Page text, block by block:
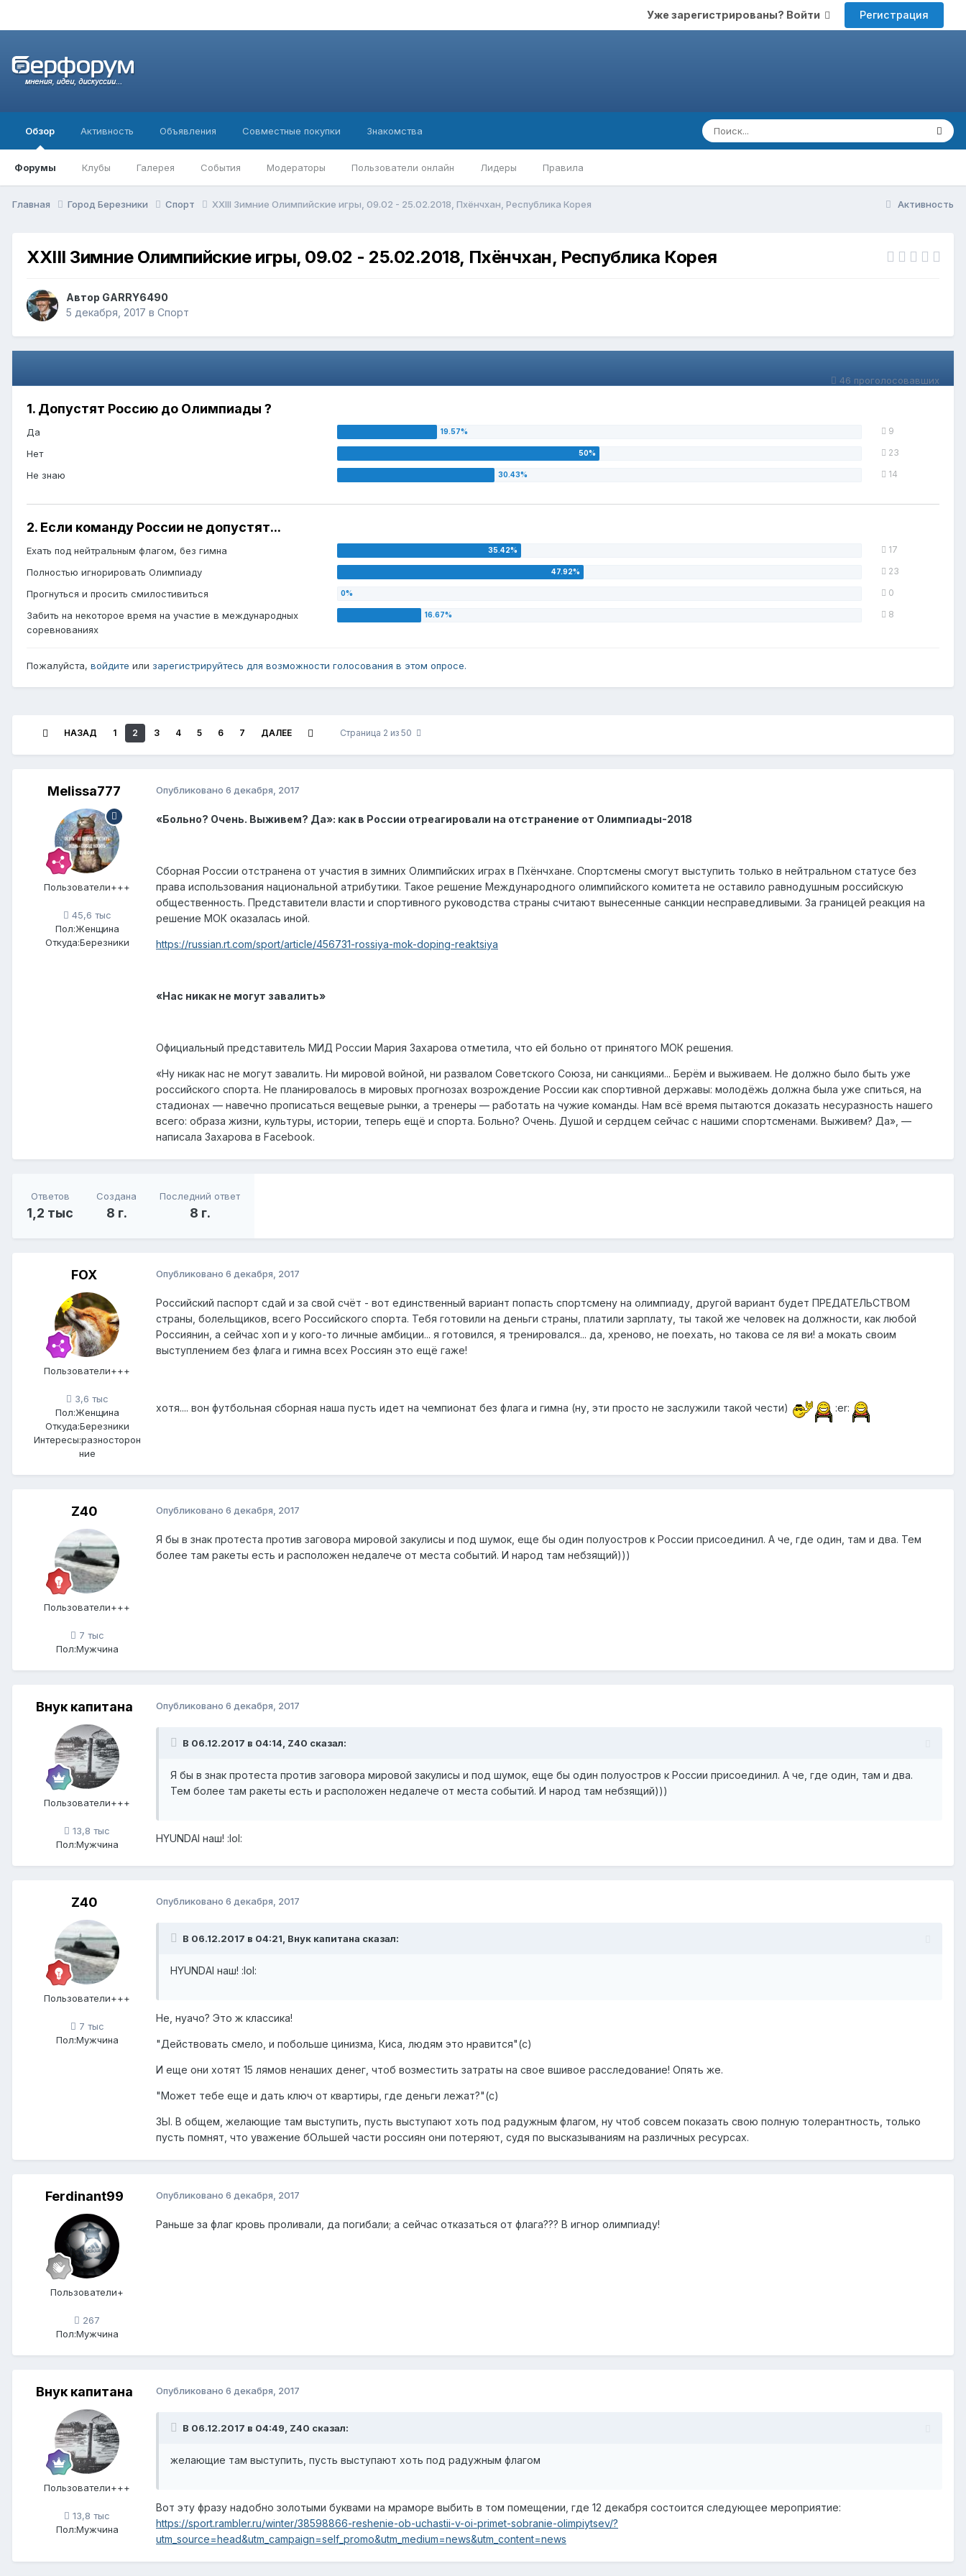
Уже зарегистрированы? Войти Регистрация
Обзор
Форумы Клубы Галерея События Модераторы Пользователи онлайн Лидеры Правила
Активность Объявления Совместные покупки Знакомства
Активность
Главная Город Березники Спорт XXIII Зимние Олимпийские игры, 09.02 - 25.02.2018, Пхёнчхан, Республика Корея
XXIII Зимние Олимпийские игры, 09.02 - 25.02.2018, Пхёнчхан, Республика Корея
Автор GARRY6490
5 декабря, 2017 в Спорт
46 проголосовавших
1. Допустят Россию до Олимпиады ?
Да 9
Нет 23
Не знаю 14
2. Если команду России не допустят...
Ехать под нейтральным флагом, без гимна 17
Полностью игнорировать Олимпиаду 23
Прогнуться и просить смилостивиться 0
Забить на некоторое время на участие в международных
соревнованиях
8
Пожалуйста, войдите или зарегистрируйтесь для возможности голосования в этом опросе.
НАЗАД 1 2 3 4 5 6 7 ДАЛЕЕ Страница 2 из 50
Melissa777
Пользователи+++
45,6 тыс
Пол:Женщина
Откуда:Березники
Опубликовано 6 декабря, 2017
«Больно? Очень. Выживем? Да»: как в России отреагировали на отстранение от Олимпиады-2018
Сборная России отстранена от участия в зимних Олимпийских играх в Пхёнчхане. Спортсмены смогут выступить только в нейтральном статусе без
права использования национальной атрибутики. Такое решение Международного олимпийского комитета не оставило равнодушным российскую
общественность. Представители власти и спортивного руководства страны считают вынесенные санкции несправедливыми. За границей реакция на
решение МОК оказалась иной.
https://russian.rt.com/sport/article/456731-rossiya-mok-doping-reaktsiya
«Нас никак не могут завалить»
Официальный представитель МИД России Мария Захарова отметила, что ей больно от принятого МОК решения.
«Ну никак нас не могут завалить. Ни мировой войной, ни развалом Советского Союза, ни санкциями... Берём и выживаем. Не должно было быть уже
российского спорта. Не планировалось в мировых прогнозах возрождение России как спортивной державы: молодёжь должна была уже спиться, на
стадионах — навечно прописаться вещевые рынки, а тренеры — работать на чужие команды. Нам всё время пытаются доказать несуразность нашего
всего: образа жизни, культуры, истории, теперь ещё и спорта. Больно? Очень. Душой и сердцем сейчас с нашими спортсменами. Выживем? Да», —
написала Захарова в Facebook.
Ответов
1,2 тыс
Создана
8 г.
Последний ответ
8 г.
FOX
Пользователи+++
3,6 тыс
Пол:Женщина
Откуда:Березники
Интересы:разносторон
ние
Опубликовано 6 декабря, 2017
Российский паспорт сдай и за свой счёт - вот единственный вариант попасть спортсмену на олимпиаду, другой вариант будет ПРЕДАТЕЛЬСТВОМ
страны, болельщиков, всего Российского спорта. Тебя готовили на деньги страны, платили зарплату, ты такой же человек на должности, как любой
Россиянин, а сейчас хоп и у кого-то личные амбиции... я готовился, я тренировался... да, хреново, не поехать, но такова се ля ви! а мокать своим
выступлением без флага и гимна всех Россиян это ещё гаже!
хотя.... вон футбольная сборная наша пусть идет на чемпионат без флага и гимна (ну, эти просто не заслужили такой чести) :er:
Z40
Пользователи+++
7 тыс
Пол:Мужчина
Опубликовано 6 декабря, 2017
Я бы в знак протеста против заговора мировой закулисы и под шумок, еще бы один полуостров к России присоединил. А че, где один, там и два. Тем
более там ракеты есть и расположен недалече от места событий. И народ там небзящий)))
Внук капитана
Пользователи+++
13,8 тыс
Пол:Мужчина
Опубликовано 6 декабря, 2017
В 06.12.2017 в 04:14, Z40 сказал:
Я бы в знак протеста против заговора мировой закулисы и под шумок, еще бы один полуостров к России присоединил. А че, где один, там и два.
Тем более там ракеты есть и расположен недалече от места событий. И народ там небзящий)))
HYUNDAI наш! :lol:
Z40
Пользователи+++
7 тыс
Пол:Мужчина
Опубликовано 6 декабря, 2017
В 06.12.2017 в 04:21, Внук капитана сказал:
HYUNDAI наш! :lol:
Не, нуачо? Это ж классика!
"Действовать смело, и побольше цинизма, Киса, людям это нравится"(с)
И еще они хотят 15 лямов ненаших денег, чтоб возместить затраты на свое вшивое расследование! Опять же.
"Может тебе еще и дать ключ от квартиры, где деньги лежат?"(с)
ЗЫ. В общем, желающие там выступить, пусть выступают хоть под радужным флагом, ну чтоб совсем показать свою полную толерантность, только
пусть помнят, что уважение бОльшей части россиян они потеряют, судя по высказываниям на различных ресурсах.
Ferdinant99
Пользователи+
267
Пол:Мужчина
Опубликовано 6 декабря, 2017
Раньше за флаг кровь проливали, да погибали; а сейчас отказаться от флага??? В игнор олимпиаду!
Внук капитана
Пользователи+++
13,8 тыс
Пол:Мужчина
Опубликовано 6 декабря, 2017
В 06.12.2017 в 04:49, Z40 сказал:
желающие там выступить, пусть выступают хоть под радужным флагом
Вот эту фразу надобно золотыми буквами на мраморе выбить в том помещении, где 12 декабря состоится следующее мероприятие:
https://sport.rambler.ru/winter/38598866-reshenie-ob-uchastii-v-oi-primet-sobranie-olimpiytsev/?
utm_source=head&utm_campaign=self_promo&utm_medium=news&utm_content=news